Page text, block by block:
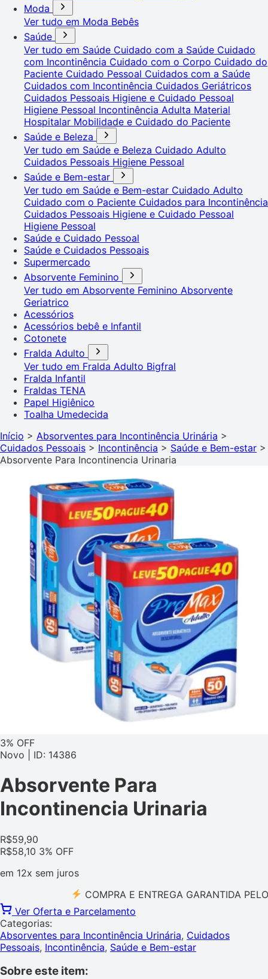
Moda
Ver tudo em Moda Bebês
Saúde
Ver tudo em Saúde Cuidado com a Saúde Cuidado
com Incontinência Cuidado com o Corpo Cuidado do
Paciente Cuidado Pessoal Cuidados com a Saúde
Cuidados com Incontinência Cuidados Geriátricos
Cuidados Pessoais Higiene e Cuidado Pessoal
Higiene Pessoal Incontinência Adulta Material
Hospitalar Mobilidade e Cuidado do Paciente
Saúde e Beleza
Ver tudo em Saúde e Beleza Cuidado Adulto
Cuidados Pessoais Higiene Pessoal
Saúde e Bem-estar
Ver tudo em Saúde e Bem-estar Cuidado Adulto
Cuidado com o Paciente Cuidados para Incontinência
Cuidados Pessoais Higiene e Cuidado Pessoal
Higiene Pessoal
Saúde e Cuidado Pessoal
Saúde e Cuidados Pessoais
Supermercado
Absorvente Feminino
Ver tudo em Absorvente Feminino Absorvente
Geriatrico
Acessórios
Acessórios bebê e Infantil
Cotonete
Fralda Adulto
Ver tudo em Fralda Adulto Bigfral
Fralda Infantil
Fraldas TENA
Papel Higiênico
Toalha Umedecida
Início > Absorventes para Incontinência Urinária >
Cuidados Pessoais > Incontinência > Saúde e Bem-estar >
Absorvente Para Incontinencia Urinaria
3% OFF
Novo | ID: 14386
Absorvente Para
Incontinencia Urinaria
R$59,90
R$58,10 3% OFF
em 12x sem juros
COMPRA E ENTREGA GARANTIDA PELO
Ver Oferta e Parcelamento
Categorias:
Absorventes para Incontinência Urinária, Cuidados
Pessoais, Incontinência, Saúde e Bem-estar
Sobre este item: